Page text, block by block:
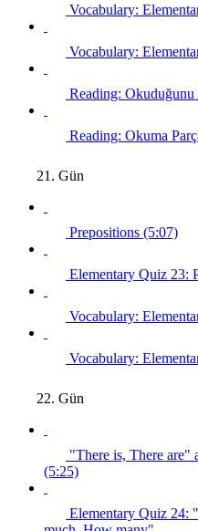
Vocabulary:
Vocabulary:
Reading:
Reading: Okuma
21. Gün
Prepositions (5:07)
Elementary Quiz 23:
Vocabulary:
Vocabulary:
22. Gün
"There is, There
(5:25)
Elementary Quiz 24: